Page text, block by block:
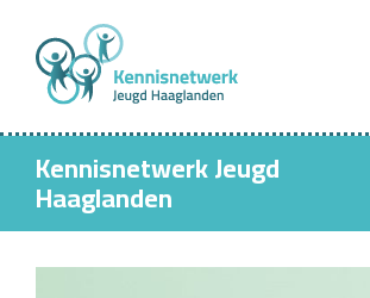
Kennisnetwerk Jeugd
Haaglanden